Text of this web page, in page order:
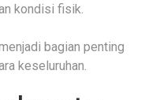
kondisi fisik.
bagian penting
keseluruhan.